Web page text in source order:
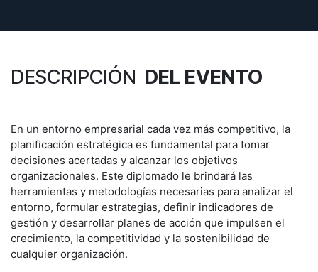
DESCRIPCIÓN DEL EVENTO
En un entorno empresarial cada vez más competitivo, la
planificación estratégica es fundamental para tomar
decisiones acertadas y alcanzar los objetivos
organizacionales. Este diplomado le brindará las
herramientas y metodologías necesarias para analizar el
entorno, formular estrategias, definir indicadores de
gestión y desarrollar planes de acción que impulsen el
crecimiento, la competitividad y la sostenibilidad de
cualquier organización.